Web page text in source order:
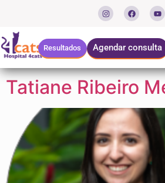
Resultados Agendar consulta
Categoria:
Av.Pacaembu
Tatiane Ribeiro